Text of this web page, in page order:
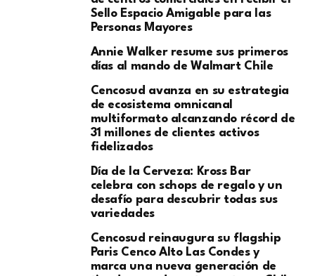
Sello Espacio Amigable para las
Personas Mayores
Annie Walker resume sus primeros
días al mando de Walmart Chile
Cencosud avanza en su estrategia
de ecosistema omnicanal
multiformato alcanzando récord de
31 millones de clientes activos
fidelizados
Día de la Cerveza: Kross Bar
celebra con schops de regalo y un
desafío para descubrir todas sus
variedades
Cencosud reinaugura su flagship
Paris Cenco Alto Las Condes y
marca una nueva generación de